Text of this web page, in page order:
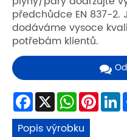
předchůdce EN 837-
dodáváme vysoce
potřebám klientů.
Facebook
X WhatsApp
Popis výrobku